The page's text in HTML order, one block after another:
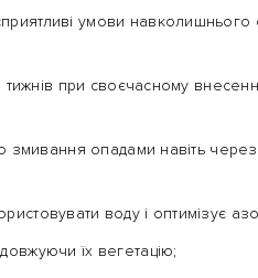
умови навколишнього
при своєчасному
змивання опадами навіть через
воду і оптимізує
їх вегетацію;